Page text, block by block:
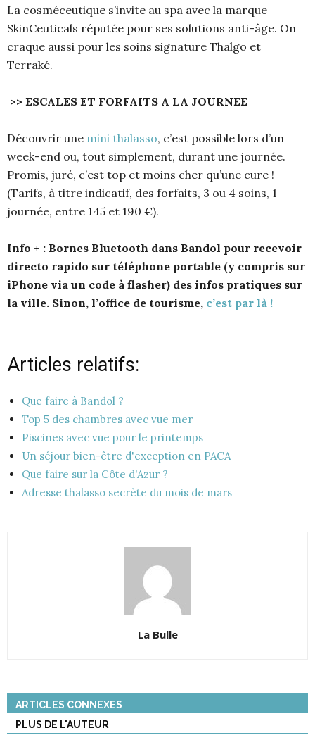
La cosméceutique s’invite au spa avec la marque
SkinCeuticals réputée pour ses solutions anti-âge. On
craque aussi pour les soins signature Thalgo et
Terraké.
>> ESCALES ET FORFAITS A LA JOURNEE
Découvrir une mini thalasso, c’est possible lors d’un
week-end ou, tout simplement, durant une journée.
Promis, juré, c’est top et moins cher qu’une cure !
(Tarifs, à titre indicatif, des forfaits, 3 ou 4 soins, 1
journée, entre 145 et 190 €).
Info + : Bornes Bluetooth dans Bandol pour recevoir
directo rapido sur téléphone portable (y compris sur
iPhone via un code à flasher) des infos pratiques sur
la ville. Sinon, l’office de tourisme, c’est par là !
Articles relatifs:
Que faire à Bandol ?
Top 5 des chambres avec vue mer
Piscines avec vue pour le printemps
Un séjour bien-être d'exception en PACA
Que faire sur la Côte d'Azur ?
Adresse thalasso secrète du mois de mars
La Bulle
ARTICLES CONNEXES
PLUS DE L'AUTEUR